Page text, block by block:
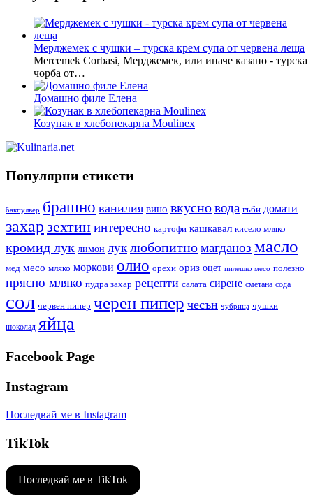
Мерджемек с чушки – турска крем супа от червена леща
Mercemek Corbasi, Мерджемек, или иначе казано - турска
чорба от…
Домашно филе Елена
Козунак в хлебопекарна Moulinex
Популярни етикети
бакпулвер брашно ванилия вино вкусновода гъби домати
захар зехтининтересно картофи кашкавал кисело мляко
кромид лук лимон луклюбопитномагданоз масло
мед месо мляко моркови олио орехи ориз оцет пилешко месо полезно
прясно мляко пудра захар рецепти салата сирене сметана сода
сол червен пипер черен пипер чесън чубрица чушки
шоколад яйца
Facebook Page
Instagram
Последвай ме в Instagram
TikTok
Последвай ме в TikTok